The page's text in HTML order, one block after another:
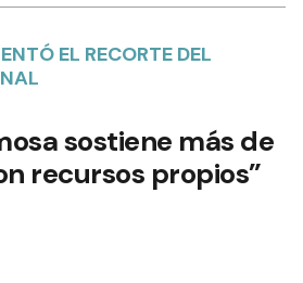
EL RECORTE DEL
sostiene más de
recursos propios”